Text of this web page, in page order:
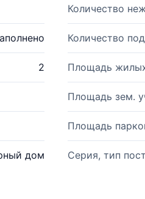
Количество
Количество
2 Площадь
Площадь зем.
Площадь
дом Серия, тип